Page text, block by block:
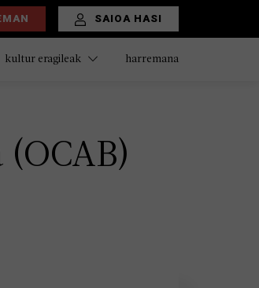
SAIOA HASI
kultur eragileak harremana